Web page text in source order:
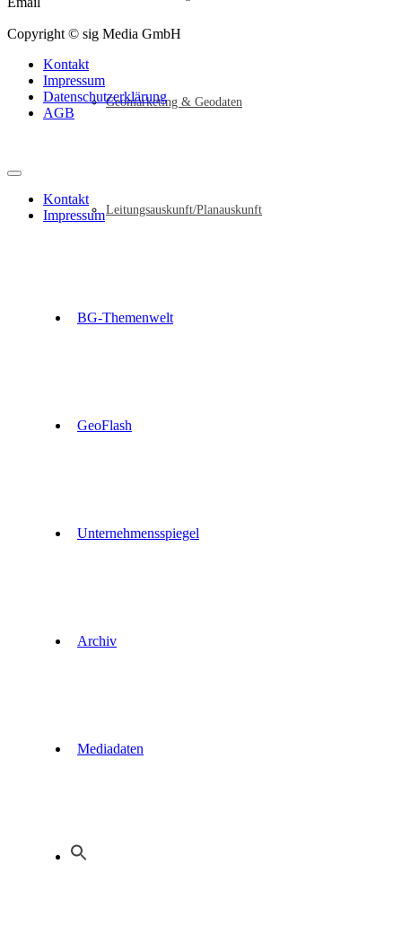
Geomarketing & Geodaten
Leitungsauskunft/Planauskunft
BG-Themenwelt
GeoFlash
Unternehmensspiegel
Archiv
Mediadaten
Copyright © sig Media GmbH
Kontakt
Impressum
Datenschutzerklärung
AGB
Kontakt
Impressum